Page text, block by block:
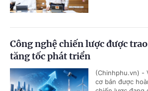
Công nghệ chiến lược được
tăng tốc phát triển
(Chinhphu.vn) -
cơ bản được